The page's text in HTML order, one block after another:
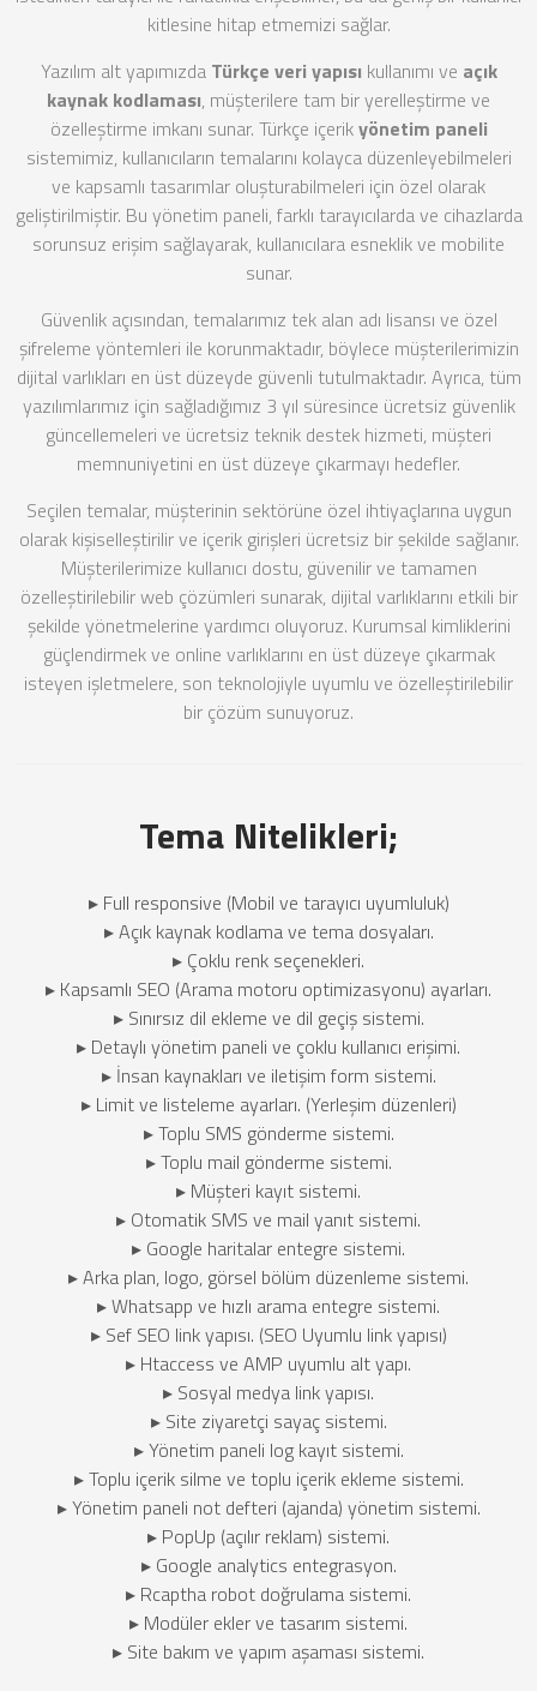
kitlesine hitap etmemizi sağlar.
Yazılım alt yapımızda Türkçe veri yapısı kullanımı ve açık
kaynak kodlaması, müşterilere tam bir yerelleştirme ve
özelleştirme imkanı sunar. Türkçe içerikyönetim paneli
sistemimiz, kullanıcıların temalarını kolayca düzenleyebilmeleri
ve kapsamlı tasarımlar oluşturabilmeleri için özel olarak
geliştirilmiştir. Bu yönetim paneli, farklı tarayıcılarda ve cihazlarda
sorunsuz erişim sağlayarak, kullanıcılara esneklik ve mobilite
sunar.
Güvenlik açısından, temalarımız tek alan adı lisansı ve özel
şifreleme yöntemleri ile korunmaktadır, böylece müşterilerimizin
dijital varlıkları en üst düzeyde güvenli tutulmaktadır. Ayrıca, tüm
yazılımlarımız için sağladığımız 3 yıl süresince ücretsiz güvenlik
güncellemeleri ve ücretsiz teknik destek hizmeti, müşteri
memnuniyetini en üst düzeye çıkarmayı hedefler.
Seçilen temalar, müşterinin sektörüne özel ihtiyaçlarına uygun
olarak kişiselleştirilir ve içerik girişleri ücretsiz bir şekilde sağlanır.
Müşterilerimize kullanıcı dostu, güvenilir ve tamamen
özelleştirilebilir web çözümleri sunarak, dijital varlıklarını etkili bir
şekilde yönetmelerine yardımcı oluyoruz. Kurumsal kimliklerini
güçlendirmek ve online varlıklarını en üst düzeye çıkarmak
isteyen işletmelere, son teknolojiyle uyumlu ve özelleştirilebilir
bir çözüm sunuyoruz.
Tema Nitelikleri;
▸ Full responsive (Mobil ve tarayıcı uyumluluk)
▸ Açık kaynak kodlama ve tema dosyaları.
▸ Çoklu renk seçenekleri.
▸ Kapsamlı SEO (Arama motoru optimizasyonu) ayarları.
▸ Sınırsız dil ekleme ve dil geçiş sistemi.
▸ Detaylı yönetim paneli ve çoklu kullanıcı erişimi.
▸ İnsan kaynakları ve iletişim form sistemi.
▸ Limit ve listeleme ayarları. (Yerleşim düzenleri)
▸ Toplu SMS gönderme sistemi.
▸ Toplu mail gönderme sistemi.
▸ Müşteri kayıt sistemi.
▸ Otomatik SMS ve mail yanıt sistemi.
▸ Google haritalar entegre sistemi.
▸ Arka plan, logo, görsel bölüm düzenleme sistemi.
▸ Whatsapp ve hızlı arama entegre sistemi.
▸ Sef SEO link yapısı. (SEO Uyumlu link yapısı)
▸ Htaccess ve AMP uyumlu alt yapı.
▸ Sosyal medya link yapısı.
▸ Site ziyaretçi sayaç sistemi.
▸ Yönetim paneli log kayıt sistemi.
▸ Toplu içerik silme ve toplu içerik ekleme sistemi.
▸ Yönetim paneli not defteri (ajanda) yönetim sistemi.
▸ PopUp (açılır reklam) sistemi.
▸ Google analytics entegrasyon.
▸ Rcaptha robot doğrulama sistemi.
▸ Modüler ekler ve tasarım sistemi.
▸ Site bakım ve yapım aşaması sistemi.